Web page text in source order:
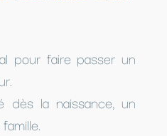
pour faire passer un
dès la naissance, un